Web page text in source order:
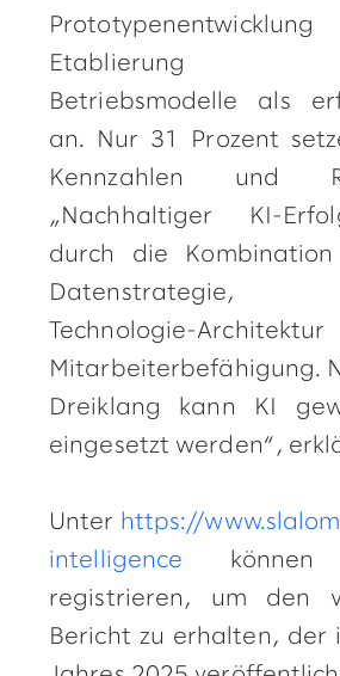
Etablierung
Betriebsmodelle als
an. Nur 31 Prozent
Kennzahlen und
„Nachhaltiger KI-
durch die
Datenstrategie,
Technologie-
Mitarbeiterbefähigung.
Dreiklang kann KI
eingesetzt werden“,
Unter https://
intelligence können
registrieren, um den
Bericht zu erhalten, der